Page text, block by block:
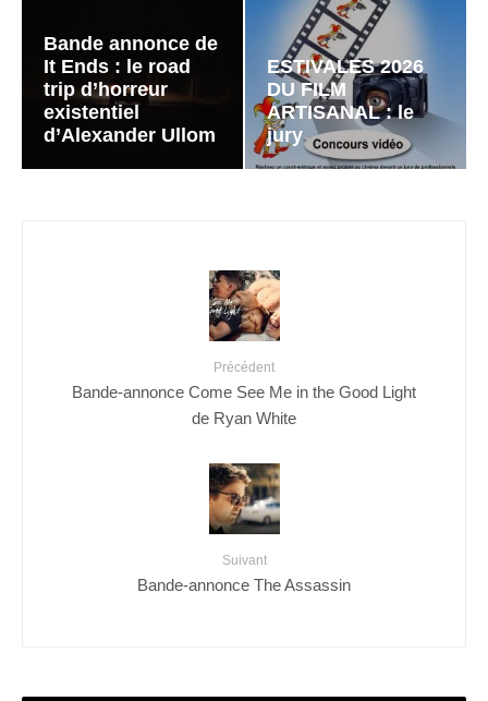
Bande annonce de
It Ends : le road
trip d’horreur
existentiel
d’Alexander Ullom
ESTIVALES 2026
DU FILM
ARTISANAL : le
jury
Précédent
Bande-annonce Come See Me in the Good Light
de Ryan White
Suivant
Bande-annonce The Assassin